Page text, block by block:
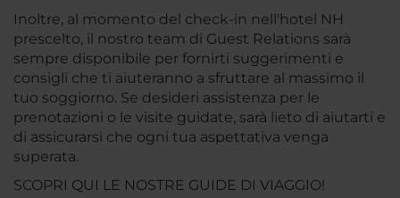
Inoltre, al momento del check-in nell'hotel NH
prescelto, il nostro team di Guest Relations sarà
sempre disponibile per fornirti suggerimenti e
consigli che ti aiuteranno a sfruttare al massimo il
tuo soggiorno. Se desideri assistenza per le
prenotazioni o le visite guidate, sarà lieto di aiutarti e
di assicurarsi che ogni tua aspettativa venga
superata.
SCOPRI QUI LE NOSTRE GUIDE DI VIAGGIO!